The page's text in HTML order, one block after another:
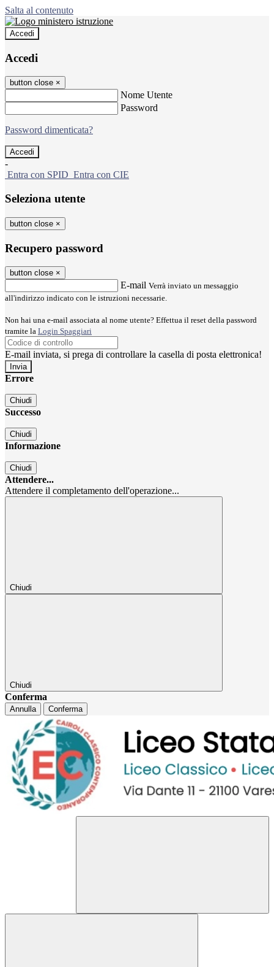
Salta al contenuto
Accedi
Accedi
button close ×
Nome Utente
Password
Password dimenticata?
-
Entra con SPID Entra con CIE
Seleziona utente
button close ×
Recupero password
button close ×
E-mail Verrà inviato un messaggio
all'indirizzo indicato con le istruzioni necessarie.
Non hai una e-mail associata al nome utente? Effettua il reset della password
tramite la Login Spaggiari
E-mail inviata, si prega di controllare la casella di posta elettronica!
Errore
Chiudi
Successo
Chiudi
Informazione
Chiudi
Attendere...
Attendere il completamento dell'operazione...
Chiudi
Chiudi
Conferma
Annulla Conferma